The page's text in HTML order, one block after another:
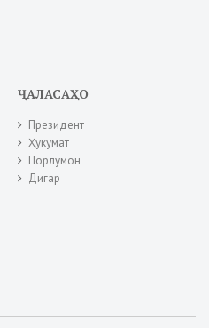
ҶАЛАСАҲО
Президент
Ҳукумат
Порлумон
Дигар